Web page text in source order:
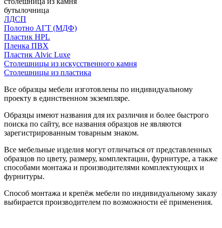
бутылочница
ЛДСП
Полотно АГТ (МДФ)
Пластик HPL
Пленка ПВХ
Пластик Alvic Luxe
Столешницы из искусственного камня
Столешницы из пластика
Все образцы мебели изготовлены по индивидуальному
проекту в единственном экземпляре.
Образцы имеют названия для их различия и более быстрого
поиска по сайту, все названия образцов не являются
зарегистрированным товарным знаком.
Все мебельные изделия могут отличаться от представленных
образцов по цвету, размеру, комплектации, фурнитуре, а также
способами монтажа и производителями комплектующих и
фурнитуры.
Способ монтажа и крепёж мебели по индивидуальному заказу
выбирается производителем по возможности её применения.